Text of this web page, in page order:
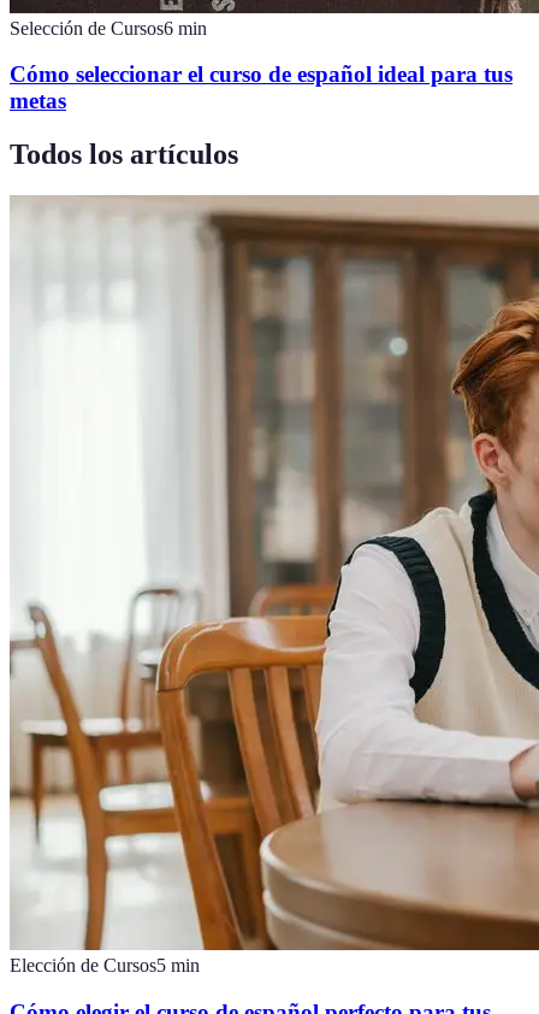
Selección de Cursos6 min
Cómo seleccionar el curso de español ideal para tus
metas
Todos los artículos
Elección de Cursos5 min